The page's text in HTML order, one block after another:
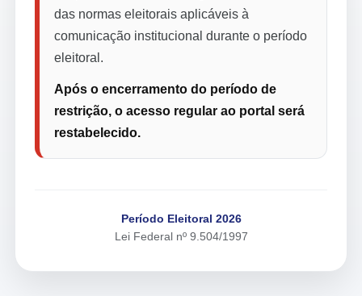
das normas eleitorais aplicáveis à
comunicação institucional durante o período
eleitoral.
Após o encerramento do período de
restrição, o acesso regular ao portal será
restabelecido.
Período Eleitoral 2026
Lei Federal nº 9.504/1997